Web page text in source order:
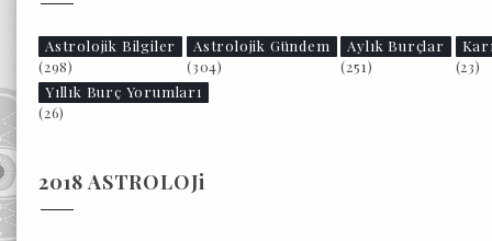
Astrolojik Bilgiler
(298)
Astrolojik Gündem
(304)
Aylık Burçlar
(251)
(23)
Yıllık Burç Yorumları
(26)
2018 ASTROLOJi